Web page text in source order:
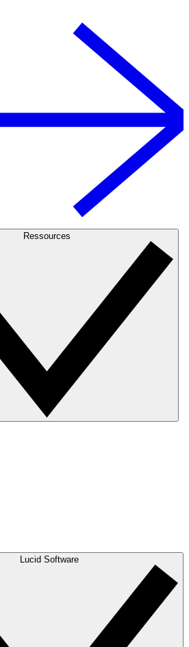
Ressources
Lucid Software